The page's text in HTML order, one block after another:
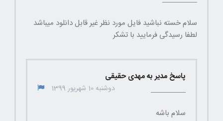
سلام خسته نباشید فایل مورد نظر غیر قابل دانلود میباشد
لطفا رسیدگی فرمایید با تشکر
پاسخ مدیر به مهدی حقیقی
دوشنبه 10 شهریور 1399
سلام باشه